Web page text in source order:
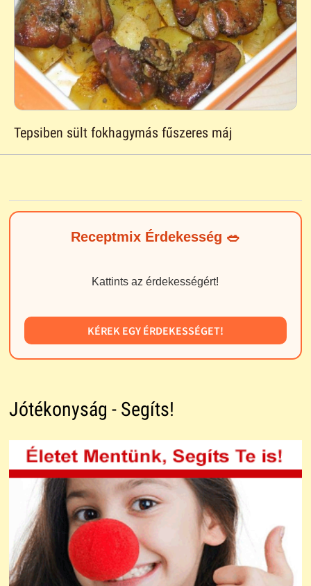
Tepsiben sült fokhagymás fűszeres máj
Receptmix Érdekesség 🥗
Kattints az érdekességért!
KÉREK EGY ÉRDEKESSÉGET!
Jótékonyság - Segíts!